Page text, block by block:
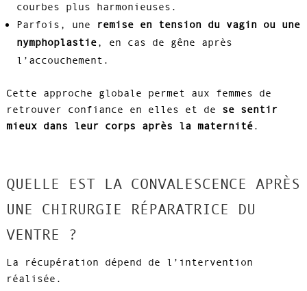
courbes plus harmonieuses.
Parfois, une
remise en tension du vagin ou une
nymphoplastie, en cas de gêne après
l’accouchement.
Cette approche globale permet aux femmes de
retrouver confiance en elles et de se sentir
mieux dans leur corps après la maternité.
QUELLE EST LA CONVALESCENCE APRÈS
UNE CHIRURGIE RÉPARATRICE DU
VENTRE ?
La récupération dépend de l’intervention
réalisée.